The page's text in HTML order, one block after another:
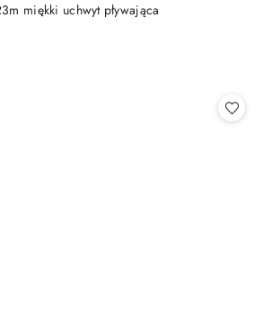
miękki uchwyt pływająca